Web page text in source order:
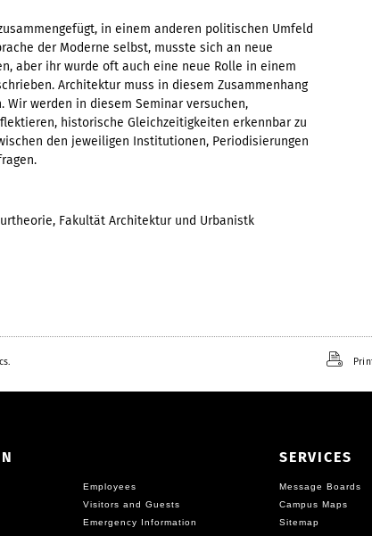
in einem anderen politischen Umfeld
der Moderne selbst, musste sich an neue
aber ihr wurde oft auch eine neue Rolle in einem
Architektur muss in diesem Zusammenhang
werden in diesem Seminar versuchen,
historische Gleichzeitigkeiten erkennbar zu
den jeweiligen Institutionen, Periodisierungen
Fakultät Architektur und Urbanistk
Employees
Visitors and Guests
Emergency Information
SERVICES
Message Boards
Campus Maps
Sitemap